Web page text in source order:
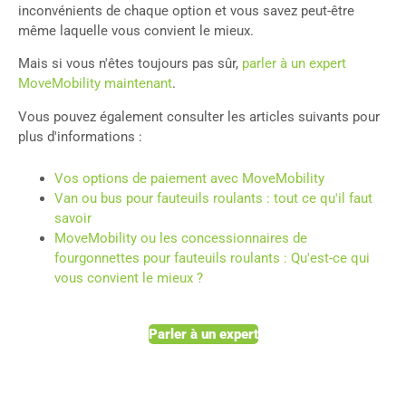
inconvénients de chaque option et vous savez peut-être
même laquelle vous convient le mieux.
Mais si vous n'êtes toujours pas sûr, parler à un expert
MoveMobility maintenant.
Vous pouvez également consulter les articles suivants pour
plus d'informations :
Vos options de paiement avec MoveMobility
Van ou bus pour fauteuils roulants : tout ce qu'il faut
savoir
MoveMobility ou les concessionnaires de
fourgonnettes pour fauteuils roulants : Qu'est-ce qui
vous convient le mieux ?
Parler à un expert